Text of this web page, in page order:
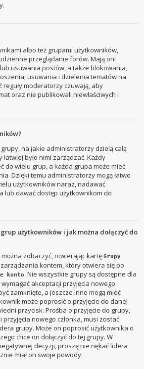
albo też grupami użytkowników,
przeglądanie forów. Mają oni
usuwania postów, a także blokowania,
usuwania i dzielenia tematów na
moderatorzy czuwają, aby
oraz nie publikowali niewłaściwych i
na jakie administratorzy dzielą całą
łatwiej było nimi zarządzać. Każdy
do wielu grup, a każda grupa może mieć
Dzięki temu administratorzy mogą łatwo
użytkowników naraz, nadawać
lub dawać dostęp użytkownikom do
użytkowników i jak można dołączyć do
zobaczyć, otwierając kartęGrupy
kontem, który otwiera się po
konto. Nie wszystkie grupy są dostępne dla
akceptacji przyjęcia nowego
zamknięte, a jeszcze inne mogą mieć
może poprosić o przyjęcie do danej
przycisk. Prośba o przyjęcie do grupy,
nowego członka, musi zostać
grupy. Może on poprosić użytkownika o
chce on dołączyć do tej grupy. W
decyzji, proszę nie nękać lidera
miał on swoje powody.